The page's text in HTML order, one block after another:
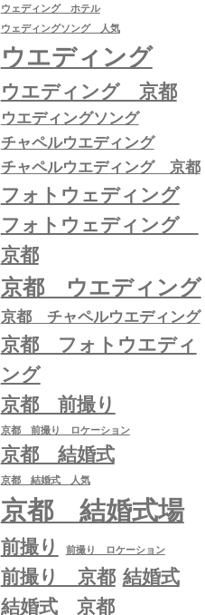
ウェディング ホテル
ウェディングソング 人気
ウエディング
ウエディング 京都
ウエディングソング
チャペルウエディング
チャペルウエディング 京都
フォトウェディング
フォトウェディング
京都
京都 ウエディング
京都 チャペルウエディング
京都 フォトウエディ
ング
京都 前撮り
京都 前撮り ロケーション
京都 結婚式
京都 結婚式 人気
京都 結婚式場
前撮り 前撮り ロケーション
前撮り 京都 結婚式
結婚式 京都